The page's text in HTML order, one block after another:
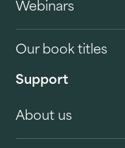
Webinars
Our book titles
Support
About us